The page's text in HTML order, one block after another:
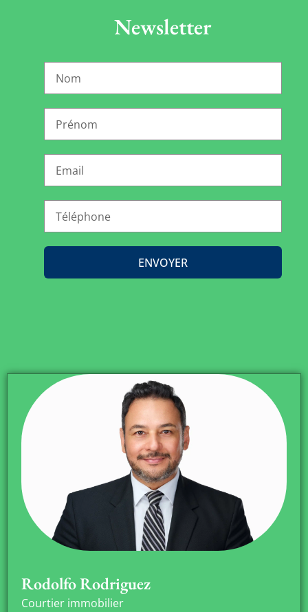
Newsletter
ENVOYER
Rodolfo Rodriguez
Courtier immobilier